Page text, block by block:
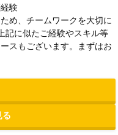
験
め、チームワークを大切に
記に似たご経験やスキル等
スもございます。まずはお
る